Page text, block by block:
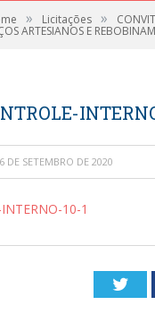
» Licitações »
ARTESIANOS E
DE SETEMBRO DE 2020
10-1